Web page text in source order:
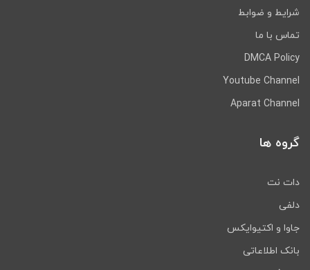
شرایط و ضوابط
تماس با ما
DMCA Policy
Youtube Channel
Aparat Channel
گروه ها
دات نت
دلفی
جاوا و اکتیوایکس
بانک اطلاعاتی